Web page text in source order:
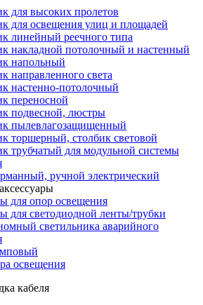
для высоких пролетов
для освещения улиц и площадей
линейный реечного типа
накладной потолочный и настенный
напольный
направленного света
настенно-потолочный
переносной
подвесной, люстры
пылевлагозащищенный
торшерный, столбик световой
трубчатый для модульной системы
ручной электрический
для опор освещения
для светодиодной ленты/трубки
светильника аварийного
освещения
кабеля